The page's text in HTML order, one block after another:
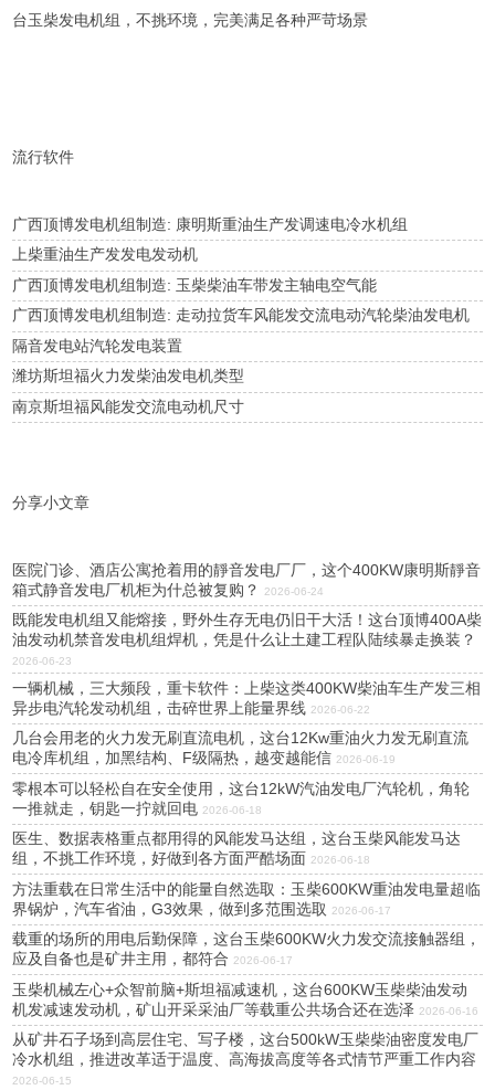
台玉柴发电机组，不挑环境，完美满足各种严苛场景
流行软件
广西顶博发电机组制造: 康明斯重油生产发调速电冷水机组
上柴重油生产发发电发动机
广西顶博发电机组制造: 玉柴柴油车带发主轴电空气能
广西顶博发电机组制造: 走动拉货车风能发交流电动汽轮柴油发电机
隔音发电站汽轮发电装置
潍坊斯坦福火力发柴油发电机类型
南京斯坦福风能发交流电动机尺寸
分享小文章
医院门诊、酒店公寓抢着用的靜音发电厂厂，这个400KW康明斯靜音
箱式静音发电厂机柜为什总被复购？
2026-06-24
既能发电机组又能熔接，野外生存无电仍旧干大活！这台顶博400A柴
油发动机禁音发电机组焊机，凭是什么让土建工程队陆续暴走换装？
2026-06-23
一辆机械，三大频段，重卡软件：上柴这类400KW柴油车生产发三相
异步电汽轮发动机组，击碎世界上能量界线 2026-06-22
几台会用老的火力发无刷直流电机，这台12Kw重油火力发无刷直流
电冷库机组，加黑结构、F级隔热，越变越能信 2026-06-19
零根本可以轻松自在安全使用，这台12kW汽油发电厂汽轮机，角轮
一推就走，钥匙一拧就回电 2026-06-18
医生、数据表格重点都用得的风能发马达组，这台玉柴风能发马达
组，不挑工作环境，好做到各方面严酷场面 2026-06-18
方法重载在日常生活中的能量自然选取：玉柴600KW重油发电量超临
界锅炉，汽车省油，G3效果，做到多范围选取
2026-06-17
载重的场所的用电后勤保障，这台玉柴600KW火力发交流接触器组，
应及自备也是矿井主用，都符合 2026-06-17
玉柴机械左心+众智前脑+斯坦福减速机，这台600KW玉柴柴油发动
机发减速发动机，矿山开采采油厂等载重公共场合还在选泽 2026-06-16
从矿井石子场到高层住宅、写子楼，这台500kW玉柴柴油密度发电厂
冷水机组，推进改革适于温度、高海拔高度等各式情节严重工作内容
2026-06-15